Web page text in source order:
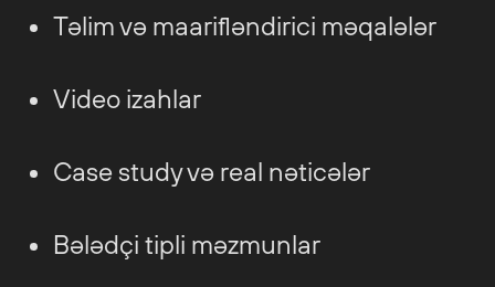
Təlim və maarifləndirici məqalələr
Video izahlar
Case study və real nəticələr
Bələdçi tipli məzmunlar